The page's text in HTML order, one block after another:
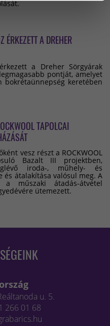
A DREHER
a Dreher Sörgyárak
pontját, amelyet
bokrétaünnepség keretében
TAPOLCAI
vesz részt a ROCKWOOL
Bazalt III projektben,
iroda-, műhely- és
átalakítása valósul meg. A
a műszaki átadás-átvétel
ütemezett.
u. 5.
266 01 68